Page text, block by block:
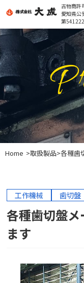
古物商許
愛知県公
第
Home >取扱製品>各種歯
工作機械 歯切盤
各種歯切盤メ
ます